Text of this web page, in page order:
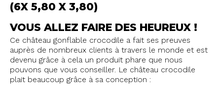
(6X 5,80 X 3,80)
VOUS ALLEZ FAIRE DES HEUREUX !
Ce château gonflable crocodile a fait ses preuves
auprès de nombreux clients à travers le monde et est
devenu grâce à cela un produit phare que nous
pouvons que vous conseiller. Le château crocodile
plait beaucoup grâce à sa conception :